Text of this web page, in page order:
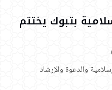
بتبوك يختتم
والدعوة والإرشاد